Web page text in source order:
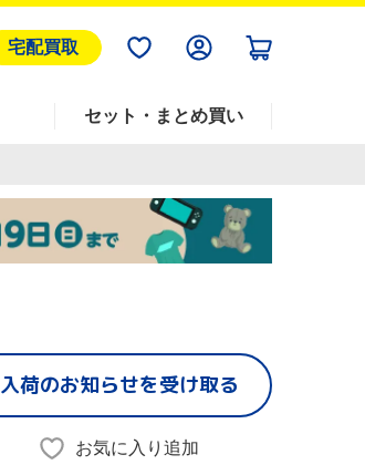
宅配買取
セット・まとめ買い
入荷のお知らせを受け取る
お気に入り追加